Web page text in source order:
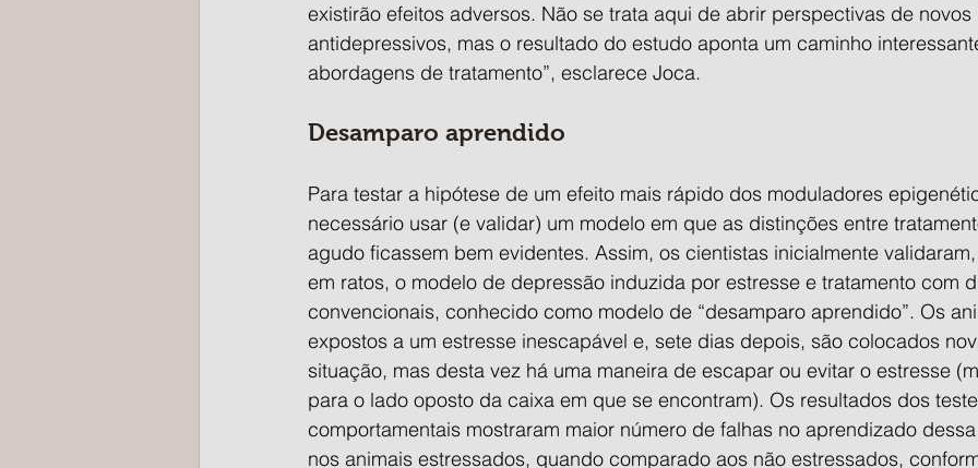
existirão efeitos adversos. Não se trata aqui de abrir perspectivas de novos
antidepressivos, mas o resultado do estudo aponta um caminho
abordagens de tratamento”, esclarece Joca.
Desamparo aprendido
Para testar a hipótese de um efeito mais rápido dos moduladores
necessário usar (e validar) um modelo em que as distinções entre
agudo ficassem bem evidentes. Assim, os cientistas inicialmente
em ratos, o modelo de depressão induzida por estresse e tratamento com
convencionais, conhecido como modelo de “desamparo aprendido”. Os
expostos a um estresse inescapável e, sete dias depois, são colocados
situação, mas desta vez há uma maneira de escapar ou evitar o estresse
para o lado oposto da caixa em que se encontram). Os resultados dos
comportamentais mostraram maior número de falhas no aprendizado
nos animais estressados, quando comparado aos não estressados,